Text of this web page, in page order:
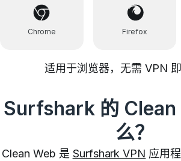
Chrome Firefox
适用于浏览器，无需 VPN 即
Surfshark 的 Clean
么？
Clean Web 是 Surfshark VPN 应用